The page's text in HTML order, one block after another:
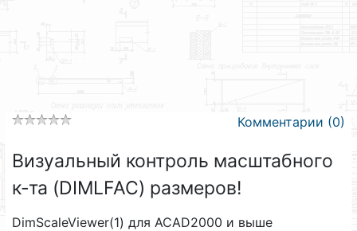
Комментарии (0)
Визуальный контроль масштабного
к-та (DIMLFAC) размеров!
DimScaleViewer(1) для ACAD2000 и выше